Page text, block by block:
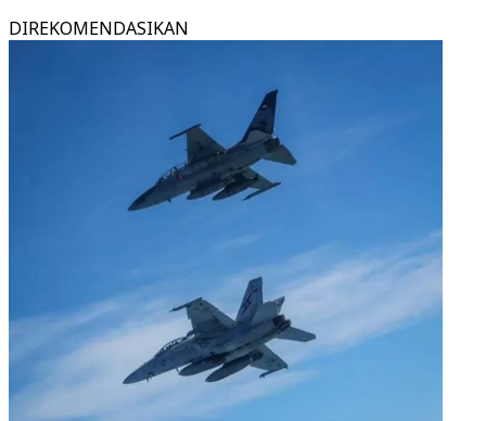
DIREKOMENDASIKAN